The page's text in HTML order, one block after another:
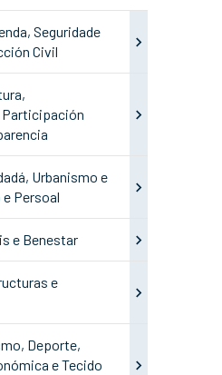
Seguridade
Civil
Urbanismo e
Persoal
e Benestar
e
Deporte,
e Tecido